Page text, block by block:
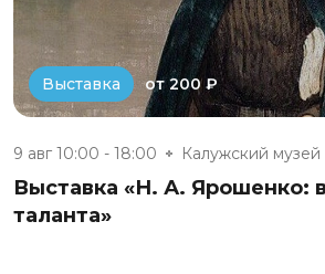
Выставка от 200 ₽
9 авг 10:00 - 18:00
Выставка «Н. А. Ярошенко:
таланта»